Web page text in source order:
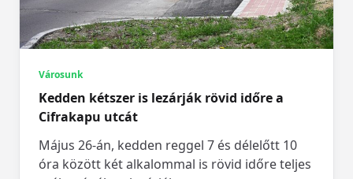
Városunk
Kedden kétszer is lezárják rövid időre a
Cifrakapu utcát
Május 26-án, kedden reggel 7 és délelőtt 10
óra között két alkalommal is rövid időre teljes